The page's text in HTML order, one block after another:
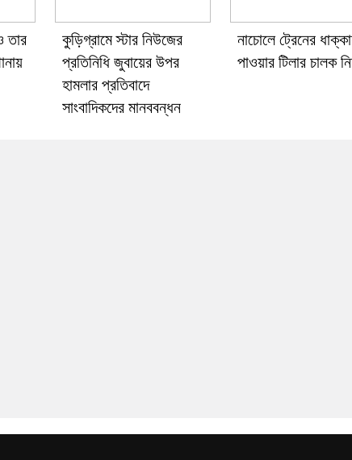
তার
কুড়িগ্রামে স্টার নিউজের
প্রতিনিধি জুবায়ের উপর
হামলার প্রতিবাদে
সাংবাদিকদের মানববন্ধন
নাচোলে ট্রেনের
পাওয়ার টিলার চালক